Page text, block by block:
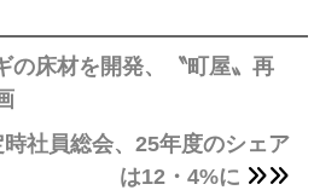
の床材を開発、〝町屋〟再
社員総会、25年度のシェア
は12・4%に